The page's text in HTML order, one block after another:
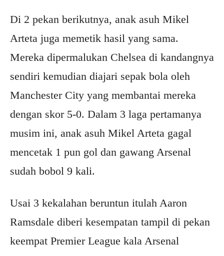
Di 2 pekan berikutnya, anak asuh Mikel
Arteta juga memetik hasil yang sama.
Mereka dipermalukan Chelsea di kandangnya
sendiri kemudian diajari sepak bola oleh
Manchester City yang membantai mereka
dengan skor 5-0. Dalam 3 laga pertamanya
musim ini, anak asuh Mikel Arteta gagal
mencetak 1 pun gol dan gawang Arsenal
sudah bobol 9 kali.
Usai 3 kekalahan beruntun itulah Aaron
Ramsdale diberi kesempatan tampil di pekan
keempat Premier League kala Arsenal